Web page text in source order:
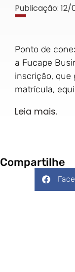
Publicação: 12/
Ponto de
a Fucape
inscrição, que
matrícula,
Leia mais.
Compartilhe